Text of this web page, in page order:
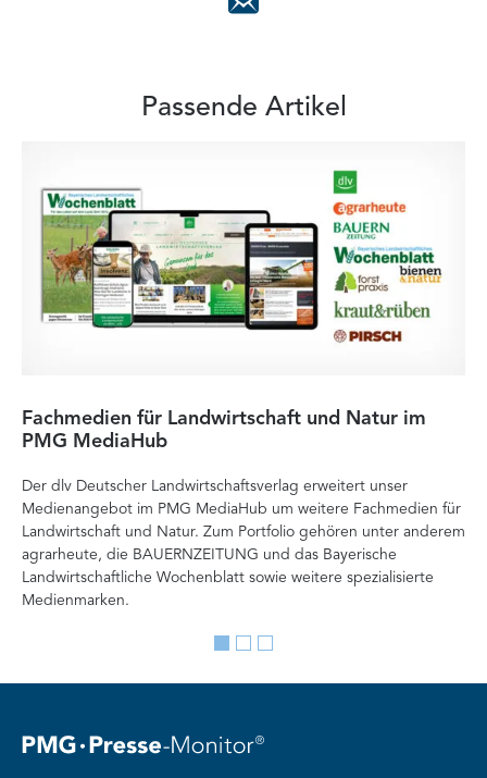
Passende Artikel
Fachmedien für Landwirtschaft und Natur im
PMG MediaHub
Der dlv Deutscher Landwirtschaftsverlag erweitert unser
Medienangebot im PMG MediaHub um weitere Fachmedien für
Landwirtschaft und Natur. Zum Portfolio gehören unter anderem
agrarheute, die BAUERNZEITUNG und das Bayerische
Landwirtschaftliche Wochenblatt sowie weitere spezialisierte
Medienmarken.
Go
slide
Go
slide
Go
slide